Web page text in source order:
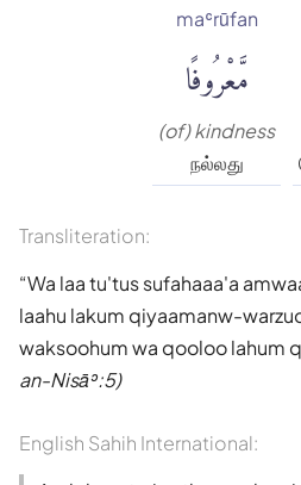
maʿrūfan
مَّعْرُوفًا
(of) kindness
நல்லது
Transliteration:
Wa laa tu'tus sufahaaa'a
laahu lakum qiyaamanw-
waksoohum wa qooloo lahum
an-Nisāʾ:5)
English Sahih International: